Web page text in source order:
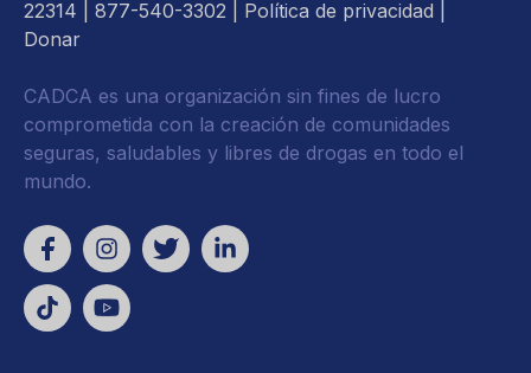
22314 | 877-540-3302 | Política de privacidad
Donar
CADCA es una organización sin fines de lucro
comprometida con la creación de comunidades
seguras, saludables y libres de drogas en todo el
mundo.